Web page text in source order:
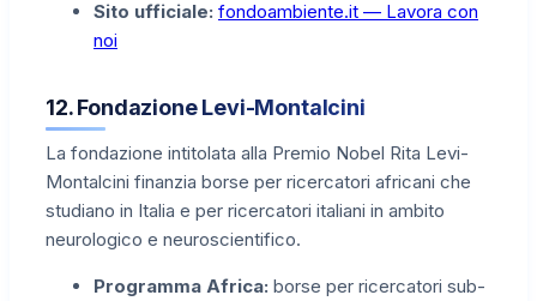
Sito ufficiale: fondoambiente.it — Lavora con
noi
12. Fondazione Levi-Montalcini
La fondazione intitolata alla Premio Nobel Rita Levi-
Montalcini finanzia borse per ricercatori africani che
studiano in Italia e per ricercatori italiani in ambito
neurologico e neuroscientifico.
Programma Africa: borse per ricercatori sub-